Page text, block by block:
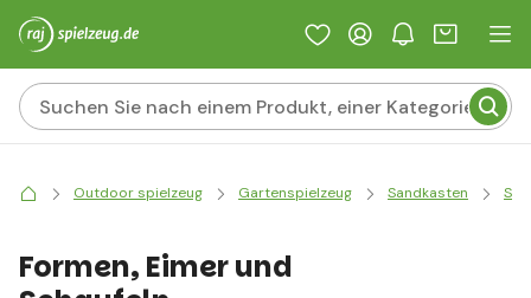
Outdoor spielzeug Gartenspielzeug Sandkasten
Formen, Eimer und